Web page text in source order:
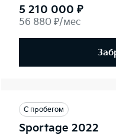
5 210 000 ₽
56 880 ₽/мес
С пробегом
Sportage 2022